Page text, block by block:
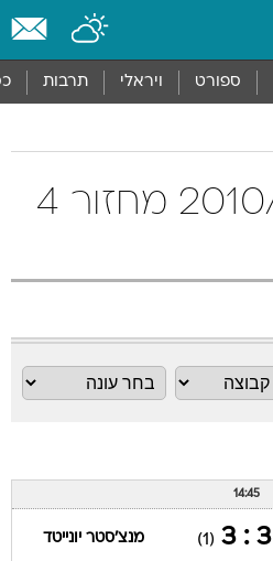
ספורט ויראלי תרבות
פרמייר ליג 2010/11 מחזור 4
14:45
3 : 3
(1) מנצ'סטר יונייטד